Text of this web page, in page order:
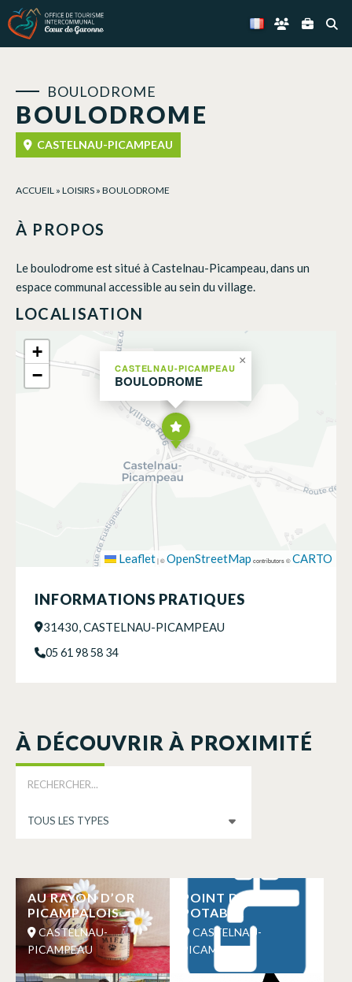
BOULODROME
BOULODROME
CASTELNAU-PICAMPEAU
ACCUEIL » LOISIRS » BOULODROME
À PROPOS
Le boulodrome est situé à Castelnau-Picampeau, dans un
espace communal accessible au sein du village.
LOCALISATION
CASTELNAU-PICAMPEAU
BOULODROME
×
+
−
Leaflet|©OpenStreetMap contributors ©CARTO
INFORMATIONS PRATIQUES
31430, CASTELNAU-PICAMPEAU
05 61 98 58 34
À DÉCOUVRIR À PROXIMITÉ
AU RAYON D’OR
PICAMPALOIS
CASTELNAU-
PICAMPEAU
POINT D’EAU
POTABLE
CASTELNAU-
PICAMPEAU
Panneau de gestion des cookies